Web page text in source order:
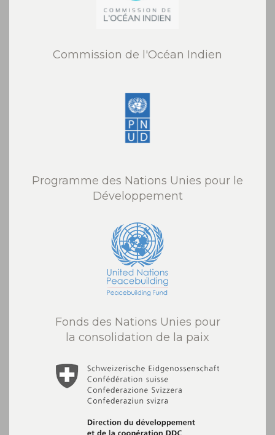
Commission de l'Océan Indien
Programme des Nations Unies pour le
Développement
Fonds des Nations Unies pour
la consolidation de la paix